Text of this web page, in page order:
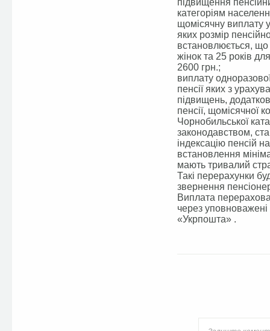
підвищення
категоріям
щомісячну виплату
яких розмір
встановлюється, що
жінок та 25 років
2600 грн.;
виплату
пенсії яких з
підвищень,
пенсії, щомісячної
Чорнобильської
законодавством,
індексацію пенсій
встановлення
мають тривалий
Такі перерахунки
звернення
Виплата
через
«Укрпошта» .